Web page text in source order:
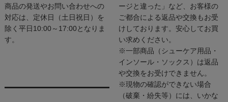
商品の発送やお問い合わせへの
対応は、定休日（土日祝日）を
除く平日10:00～17:00となりま
す。
ージと違った」など、お客様の
ご都合による返品や交換もお受
けしております。安心してお買
い求めください。
※一部商品（シューケア用品・
インソール・ソックス）は返品
や交換をお受けできません。
※現物の確認ができない場合
（破棄・紛失等）には、いかな